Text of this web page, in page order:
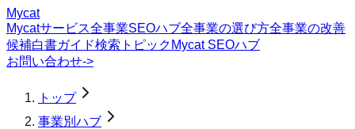
Mycat
Mycatサービス全事業SEOハブ全事業の選び方全事業の改善
候補白書ガイド検索トピック Mycat SEOハブ
お問い合わせ->
トップ
事業別ハブ